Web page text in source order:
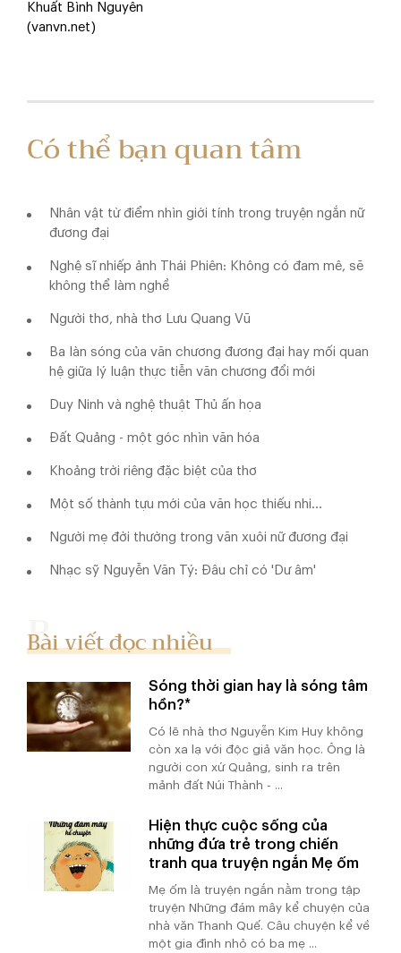
Khuất Bình Nguyên
(vanvn.net)
Có thể bạn quan tâm
Nhân vật từ điểm nhìn giới tính trong truyện ngắn nữ
đương đại
Nghệ sĩ nhiếp ảnh Thái Phiên: Không có đam mê, sẽ
không thể làm nghề
Người thơ, nhà thơ Lưu Quang Vũ
Ba làn sóng của văn chương đương đại hay mối quan
hệ giữa lý luận thực tiễn văn chương đổi mới
Duy Ninh và nghệ thuật Thủ ấn họa
Đất Quảng - một góc nhìn văn hóa
Khoảng trời riêng đặc biệt của thơ
Một số thành tựu mới của văn học thiếu nhi…
Người mẹ đời thường trong văn xuôi nữ đương đại
Nhạc sỹ Nguyễn Văn Tý: Đâu chỉ có 'Dư âm'
Bài viết đọc nhiều
Sóng thời gian hay là sóng tâm
hồn?*
Có lẽ nhà thơ Nguyễn Kim Huy không
còn xa lạ với độc giả văn học. Ông là
người con xứ Quảng, sinh ra trên
mảnh đất Núi Thành - ...
Hiện thực cuộc sống của
những đứa trẻ trong chiến
tranh qua truyện ngắn Mẹ ốm
Mẹ ốm là truyện ngắn nằm trong tập
truyện Những đám mây kể chuyện của
nhà văn Thanh Quế. Câu chuyện kể về
một gia đình nhỏ có ba mẹ ...